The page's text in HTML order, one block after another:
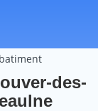
des-